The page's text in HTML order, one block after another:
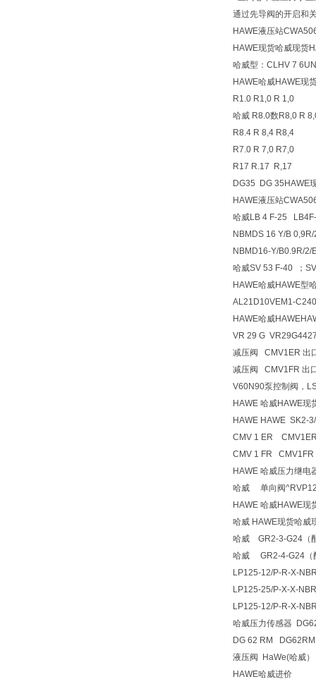
通过先导阀的开启和
HAWE液压站
HAWE现货哈威现货
哈威型：CLHV 7
HAWE哈威HAWE现
R1.0 R1,0 R 1,0
哈威 R8.0数R8,0 R
R8.4 R 8,4 R8,4
R7.0 R 7,0 R7,0
R17 R.17 R,17
DG35 DG 35HAWE
HAWE液压站
哈威LB 4 F-25
NBMDS 16 Y/B
NBMD16-Y/B0.9R/2/
哈威SV 53 F-40 ；
HAWE哈威HAWE型
AL21D10VEM1-
HAWE哈威
VR 29 G
减压阀 CMV1ER 出
减压阀 CMV1FR 出
V60N90泵控制阀，
HAWE 哈威HAWE现
HAWE HAWE SK2-
CMV 1 ER
CMV 1 FR CMV1FR
HAWE 哈威压力继电
哈威 单向阀
HAWE 哈威HAWE现
哈威 HAWE现货哈威
哈威 GR2-3-G24（
哈威 GR2-4-G24
LP125-12/P-R-X-
LP125-25/P-X-X-
LP125-12/P-R-X-
哈威压力传感器
DG 62 RM DG62RM
液压阀 HaWe(哈威）
HAWE哈威进价